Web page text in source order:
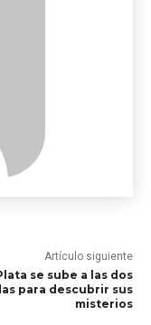
Artículo siguiente
se sube a las dos
para descubrir sus
misterios